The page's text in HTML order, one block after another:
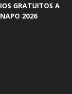
GRATUITOS A
2026